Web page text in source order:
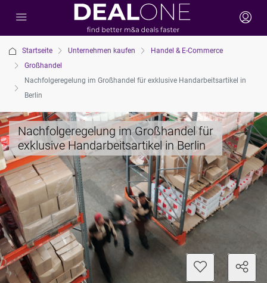
Startseite Unternehmen kaufen
Handel & E-Commerce
Großhandel
Nachfolgeregelung im Großhandel für exklusive Handarbeitsartikel in
Berlin
Nachfolgeregelung im Großhandel für
exklusive Handarbeitsartikel in Berlin